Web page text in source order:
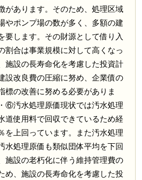
があります。そのため、処理区域
やポンプ場の数が多く、多額の建
要します。その財源として借り入
割合は事業規模に対して高くなっ
施設の長寿命化を考慮した投資計
設改良費の圧縮に努め、企業債の
標の改善に努める必要がありま
⑥汚水処理原価現状では汚水処理
道使用料で回収できているため経
を上回っています。また汚水処理
水処理原価も類似団体平均を下回
施設の老朽化に伴う維持管理費の
め、施設の長寿命化を考慮した投